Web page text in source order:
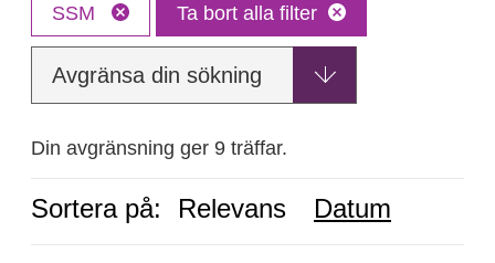
SSM Ta bort alla filter
Avgränsa din sökning
Din avgränsning ger 9 träffar.
Sortera på: Relevans Datum